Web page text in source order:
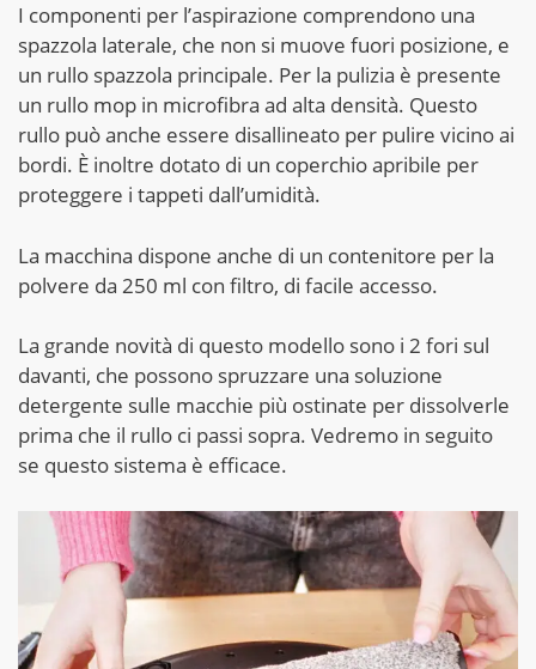
I componenti per l’aspirazione comprendono una
spazzola laterale, che non si muove fuori posizione, e
un rullo spazzola principale. Per la pulizia è presente
un rullo mop in microfibra ad alta densità. Questo
rullo può anche essere disallineato per pulire vicino ai
bordi. È inoltre dotato di un coperchio apribile per
proteggere i tappeti dall’umidità.
La macchina dispone anche di un contenitore per la
polvere da 250 ml con filtro, di facile accesso.
La grande novità di questo modello sono i 2 fori sul
davanti, che possono spruzzare una soluzione
detergente sulle macchie più ostinate per dissolverle
prima che il rullo ci passi sopra. Vedremo in seguito
se questo sistema è efficace.